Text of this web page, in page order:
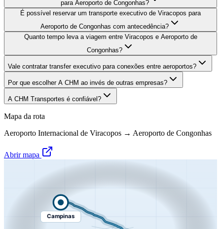
para Aeroporto de Congonhas?
É possível reservar um transporte executivo de Viracopos para
Aeroporto de Congonhas com antecedência?
Quanto tempo leva a viagem entre Viracopos e Aeroporto de
Congonhas?
Vale contratar transfer executivo para conexões entre aeroportos?
Por que escolher A CHM ao invés de outras empresas?
A CHM Transportes é confiável?
Mapa da rota
Aeroporto Internacional de Viracopos → Aeroporto de Congonhas
Abrir mapa
Campinas